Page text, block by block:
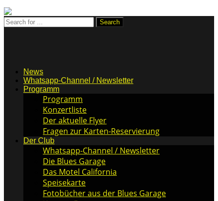
News
Whatsapp-Channel / Newsletter
Programm
Programm
Konzertliste
Der aktuelle Flyer
Fragen zur Karten-Reservierung
Der Club
Whatsapp-Channel / Newsletter
Die Blues Garage
Das Motel California
Speisekarte
Fotobücher aus der Blues Garage